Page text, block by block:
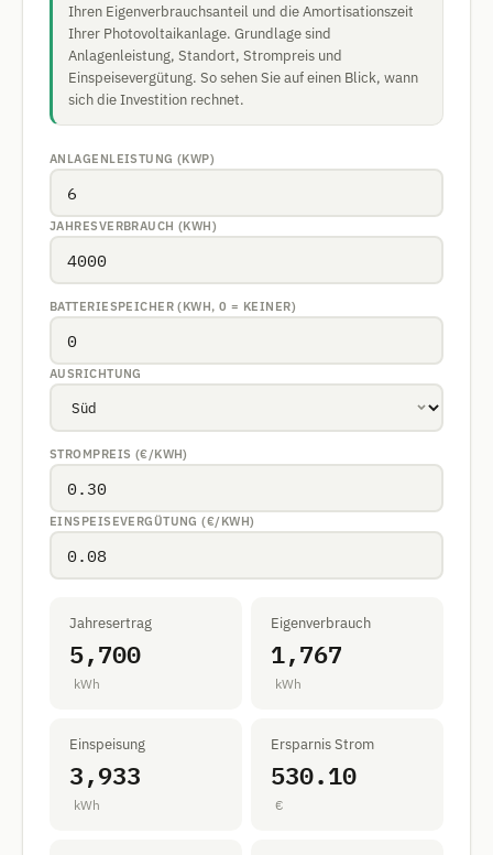
Ihren Eigenverbrauchsanteil und die Amortisationszeit
Ihrer Photovoltaikanlage. Grundlage sind
Anlagenleistung, Standort, Strompreis und
Einspeisevergütung. So sehen Sie auf einen Blick, wann
sich die Investition rechnet.
ANLAGENLEISTUNG (KWP)
JAHRESVERBRAUCH (KWH)
BATTERIESPEICHER (KWH, 0 = KEINER)
AUSRICHTUNG
STROMPREIS (€/KWH)
EINSPEISEVERGÜTUNG (€/KWH)
Jahresertrag
5,700
kWh
Eigenverbrauch
1,767
kWh
Einspeisung
3,933
kWh
Ersparnis Strom
530.10
€